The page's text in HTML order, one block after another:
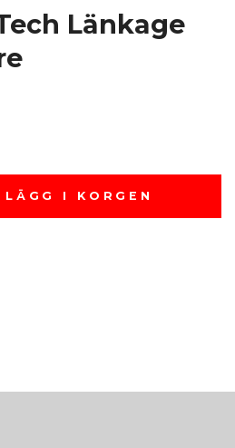
Länkage
LÄGG I KORGEN